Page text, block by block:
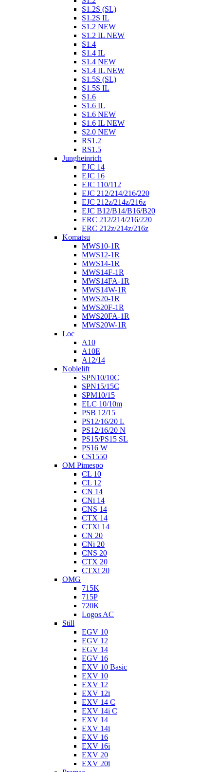
S1.2S (SL)
S1.2S IL
S1.2 NEW
S1.2 IL NEW
S1.4
S1.4 IL
S1.4 NEW
S1.4 IL NEW
S1.5S (SL)
S1.5S IL
S1.6
S1.6 IL
S1.6 NEW
S1.6 IL NEW
S2.0 NEW
RS1.2
RS1.5
Jungheinrich
EJC 14
EJC 16
EJC 110/112
EJC 212/214/216/220
EJC 212z/214z/216z
EJC B12/B14/B16/B20
ERC 212/214/216/220
ERC 212z/214z/216z
Komatsu
MWS10-1R
MWS12-1R
MWS14-1R
MWS14F-1R
MWS14FA-1R
MWS14W-1R
MWS20-1R
MWS20F-1R
MWS20FA-1R
MWS20W-1R
Loc
A10
A10E
A12/14
Noblelift
SPN10/10C
SPN15/15C
SPM10/15
ELC 10/10m
PSB 12/15
PS12/16/20 L
PS12/16/20 N
PS15/PS15 SL
PS16 W
CS1550
OM Pimespo
CL 10
CL 12
CN 14
CNi 14
CNS 14
CTX 14
CTXi 14
CN 20
CNi 20
CNS 20
CTX 20
CTXi 20
OMG
715K
715P
720K
Logos AC
Still
EGV 10
EGV 12
EGV 14
EGV 16
EXV 10 Basic
EXV 10
EXV 12
EXV 12i
EXV 14 C
EXV 14i C
EXV 14
EXV 14i
EXV 16
EXV 16i
EXV 20
EXV 20i